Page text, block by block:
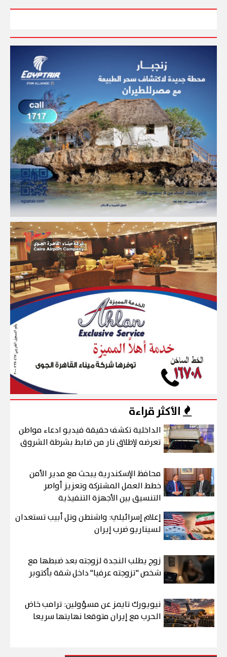
الأكثر قراءة
الداخلية تكشف حقيقة فيديو ادعاء مواطن
تعرضه لإطلاق نار من ضابط بشرطة الشروق
محافظ الإسكندرية يبحث مع مدير الأمن
خطط العمل المشتركة وتعزيز أواصر
التنسيق بين الأجهزة التنفيذية
إعلام إسرائيلي: واشنطن وتل أبيب تستعدان
لسيناريو ضرب إيران
زوج يطلب النجدة لزوجته بعد ضبطها مع
شخص "تزوجته عرفيا" داخل شقة بأكتوبر
نيويورك تايمز عن مسؤولين: ترامب خاض
الحرب مع إيران متوقعا نهايتها سريعا